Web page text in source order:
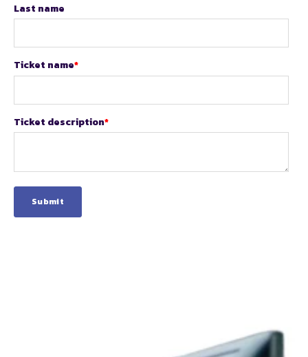
Last name
Ticket name*
Ticket description*